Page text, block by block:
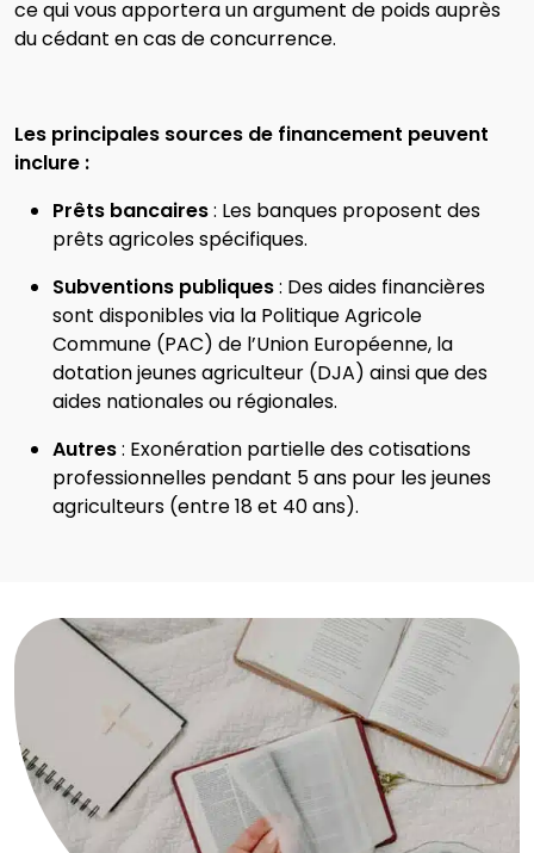
ce qui vous apportera un argument de poids auprès
du cédant en cas de concurrence.
Les principales sources de financement peuvent
inclure :
Prêts bancaires: Les banques proposent des
prêts agricoles spécifiques.
Subventions publiques: Des aides financières
sont disponibles via la Politique Agricole
Commune (PAC) de l’Union Européenne, la
dotation jeunes agriculteur (DJA) ainsi que des
aides nationales ou régionales.
Autres: Exonération partielle des cotisations
professionnelles pendant 5 ans pour les jeunes
agriculteurs (entre 18 et 40 ans).